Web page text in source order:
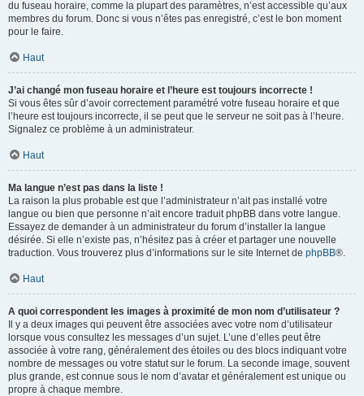
du fuseau horaire, comme la plupart des paramètres, n’est accessible qu’aux
membres du forum. Donc si vous n’êtes pas enregistré, c’est le bon moment
pour le faire.
Haut
J’ai changé mon fuseau horaire et l’heure est toujours incorrecte !
Si vous êtes sûr d’avoir correctement paramétré votre fuseau horaire et que
l’heure est toujours incorrecte, il se peut que le serveur ne soit pas à l’heure.
Signalez ce problème à un administrateur.
Haut
Ma langue n’est pas dans la liste !
La raison la plus probable est que l’administrateur n’ait pas installé votre
langue ou bien que personne n’ait encore traduit phpBB dans votre langue.
Essayez de demander à un administrateur du forum d’installer la langue
désirée. Si elle n’existe pas, n’hésitez pas à créer et partager une nouvelle
traduction. Vous trouverez plus d’informations sur le site Internet de phpBB®.
Haut
A quoi correspondent les images à proximité de mon nom d’utilisateur ?
Il y a deux images qui peuvent être associées avec votre nom d’utilisateur
lorsque vous consultez les messages d’un sujet. L’une d’elles peut être
associée à votre rang, généralement des étoiles ou des blocs indiquant votre
nombre de messages ou votre statut sur le forum. La seconde image, souvent
plus grande, est connue sous le nom d’avatar et généralement est unique ou
propre à chaque membre.